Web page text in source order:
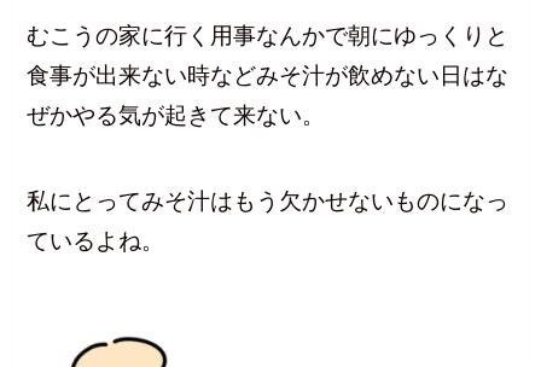
むこうの家に行く用事なんかで朝にゆっくりと
食事が出来ない時などみそ汁が飲めない日はな
ぜかやる気が起きて来ない。
私にとってみそ汁はもう欠かせないものになっ
ているよね。